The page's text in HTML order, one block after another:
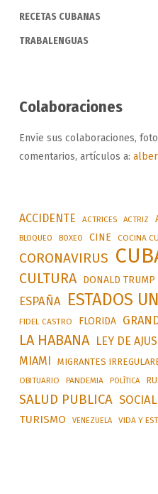
RECETAS CUBANAS
TRABALENGUAS
Colaboraciones
Envíe sus colaboraciones,
comentarios, artículos a:
ACCIDENTE ACTRICES ACTRIZ
BLOQUEO BOXEO CINE COCINA
CORONAVIRUS
CULTURA DONALD TRUMP
ESPAÑA ESTADOS
FIDEL CASTRO FLORIDA
LA HABANA LEY DE
MIAMI MIGRANTES
OBITUARIO PANDEMIA POLÍTICA
SALUD PUBLICA SOCIAL
TURISMO VENEZUELA VIDA Y